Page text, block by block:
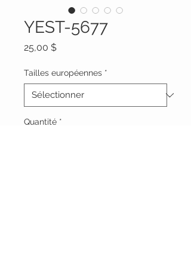
YEST-5677
25,00 $Prix
Tailles européennes *
Quantité *